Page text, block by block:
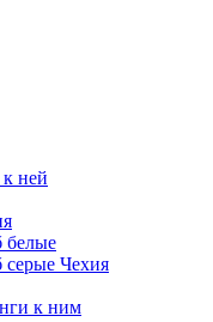
ней
белые
Чехия
к ним